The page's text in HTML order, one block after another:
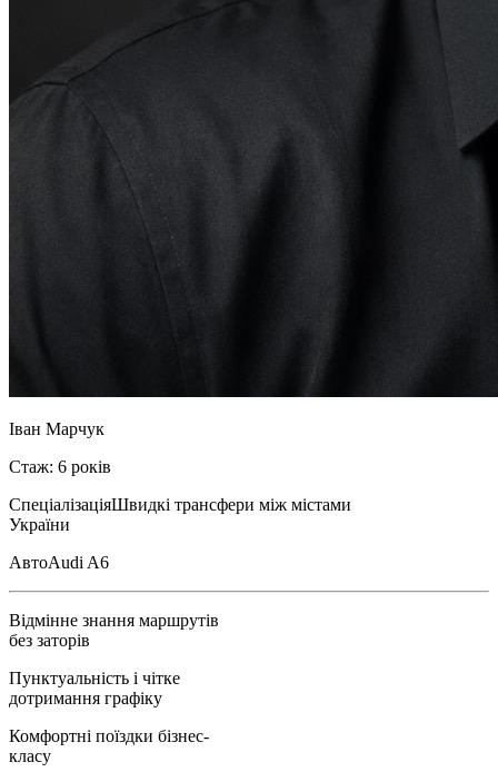
Іван Марчук
Стаж: 6 років
СпеціалізаціяШвидкі трансфери між містами
України
АвтоAudi A6
Відмінне знання маршрутів
без заторів
Пунктуальність і чітке
дотримання графіку
Комфортні поїздки бізнес-
класу